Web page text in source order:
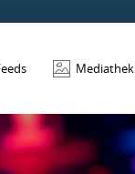
Mediathek